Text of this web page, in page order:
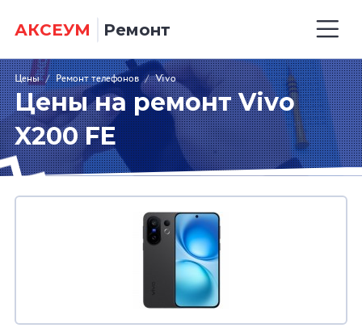
АКСЕУМ Ремонт
Цены / Ремонт телефонов / Vivo
Цены на ремонт Vivo
X200 FE